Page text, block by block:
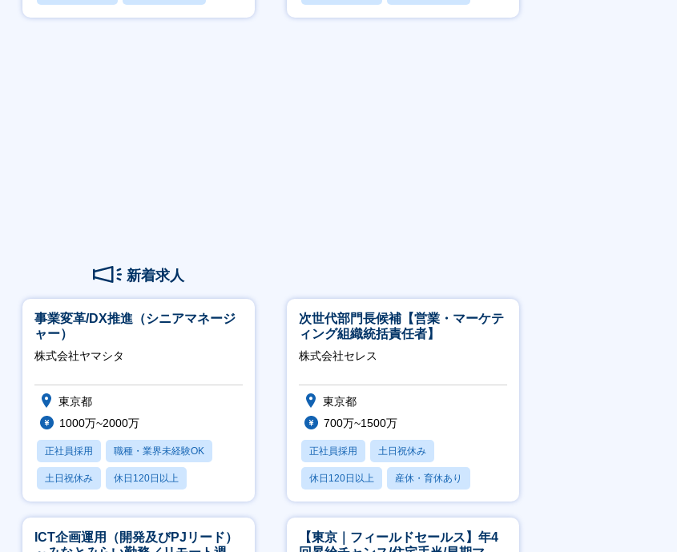
賞与あり 月残業20時間以内
新着求人
事業変革/DX推進（シニアマネージ
ャー）
株式会社ヤマシタ
東京都
1000万~2000万
正社員採用 職種・業界未経験OK
土日祝休み 休日120日以上
産休・育休あり
次世代部門長候補【営業・マーケテ
ィング組織統括責任者】
株式会社セレス
東京都
700万~1500万
正社員採用 土日祝休み
休日120日以上 産休・育休あり
賞与あり
ICT企画運用（開発及びPJリード）
【東京｜フィールドセールス】年4